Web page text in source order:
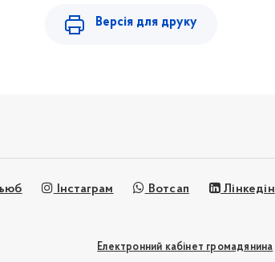
Версія для друку
Інстаграм Вотсап Лінкедін
Електронний кабінет громадянина